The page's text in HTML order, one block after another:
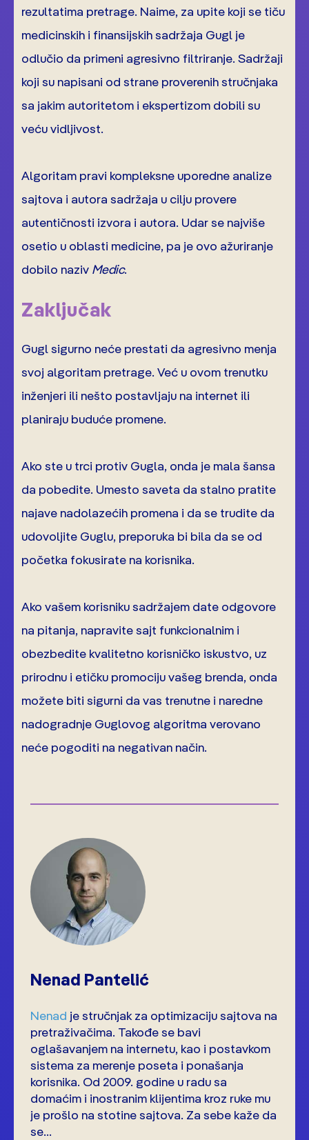
rezultatima pretrage. Naime, za upite koji se tiču
medicinskih i finansijskih sadržaja Gugl je
odlučio da primeni agresivno filtriranje. Sadržaji
koji su napisani od strane proverenih stručnjaka
sa jakim autoritetom i ekspertizom dobili su
veću vidljivost.
Algoritam pravi kompleksne uporedne analize
sajtova i autora sadržaja u cilju provere
autentičnosti izvora i autora. Udar se najviše
osetio u oblasti medicine, pa je ovo ažuriranje
dobilo naziv Medic.
Zaključak
Gugl sigurno neće prestati da agresivno menja
svoj algoritam pretrage. Već u ovom trenutku
inženjeri ili nešto postavljaju na internet ili
planiraju buduće promene.
Ako ste u trci protiv Gugla, onda je mala šansa
da pobedite. Umesto saveta da stalno pratite
najave nadolazećih promena i da se trudite da
udovoljite Guglu, preporuka bi bila da se od
početka fokusirate na korisnika.
Ako vašem korisniku sadržajem date odgovore
na pitanja, napravite sajt funkcionalnim i
obezbedite kvalitetno korisničko iskustvo, uz
prirodnu i etičku promociju vašeg brenda, onda
možete biti sigurni da vas trenutne i naredne
nadogradnje Guglovog algoritma verovano
neće pogoditi na negativan način.
Nenad Pantelić
Nenad je stručnjak za optimizaciju sajtova na
pretraživačima. Takođe se bavi
oglašavanjem na internetu, kao i postavkom
sistema za merenje poseta i ponašanja
korisnika. Od 2009. godine u radu sa
domaćim i inostranim klijentima kroz ruke mu
je prošlo na stotine sajtova. Za sebe kaže da
se...